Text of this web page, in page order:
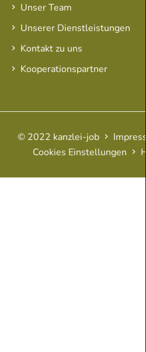
Unser Team
Unserer Dienstleistungen
Kontakt zu uns
Kooperationspartner
© 2022 kanzlei-job
Cookies Einstellungen